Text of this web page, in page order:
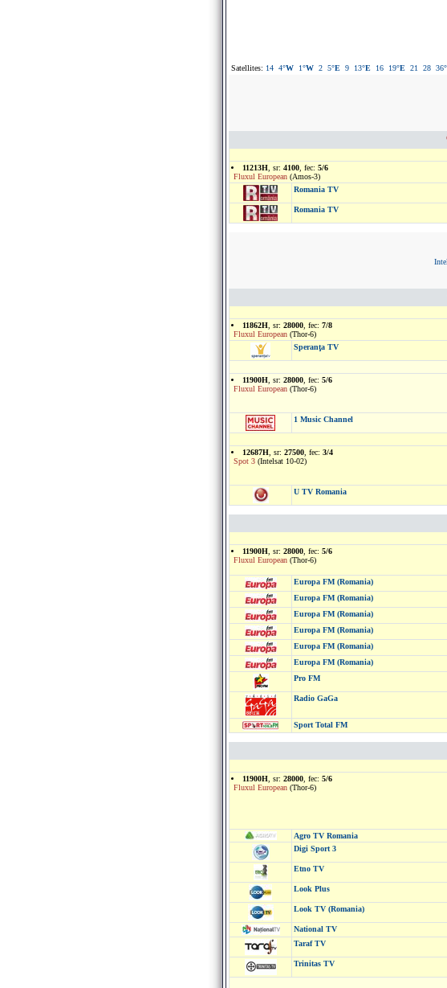
Satellites: 14 4°W 1°W 2 5°E 9 13°E 16 19°E 21 28 36
11213H , sr: 4100 , fec: 5/6
Fluxul European (Amos-3)
Romania TV
Romania TV
11862H , sr: 28000 , fec: 7/8
Fluxul European (Thor-6)
Speranţa TV
11900H , sr: 28000 , fec: 5/6
Fluxul European (Thor-6)
1 Music Channel
12687H , sr: 27500 , fec: 3/4
Spot 3 (Intelsat 10-02)
U TV Romania
11900H , sr: 28000 , fec: 5/6
Fluxul European (Thor-6)
Europa FM (Romania)
Europa FM (Romania)
Europa FM (Romania)
Europa FM (Romania)
Europa FM (Romania)
Europa FM (Romania)
Pro FM
Radio GaGa
Sport Total FM
11900H , sr: 28000 , fec: 5/6
Fluxul European (Thor-6)
Agro TV Romania
Digi Sport 3
Etno TV
Look Plus
Look TV (Romania)
National TV
Taraf TV
Trinitas TV